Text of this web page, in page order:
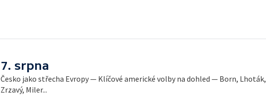
7. srpna
Česko jako střecha Evropy — Klíčové americké volby na dohled — Born, Lhoták,
Zrzavý, Miler...